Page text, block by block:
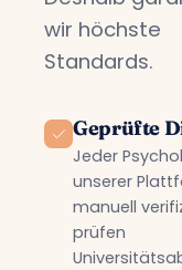
wir höchste
Standards.
Geprüfte
Jeder
unserer
manuell
prüfen